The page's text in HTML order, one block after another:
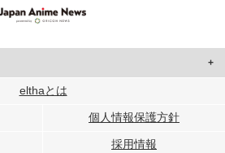
して、ユーザーに合わせたコンテンツや広告の
析の各パートナーに提供しています。
elthaとは
個人情報保護方針
採用情報